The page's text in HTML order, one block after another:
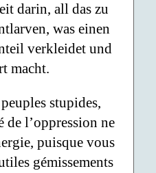
darin, all das zu
was einen
verkleidet und
macht.
stupides,
l’oppression ne
puisque vous
gémissements